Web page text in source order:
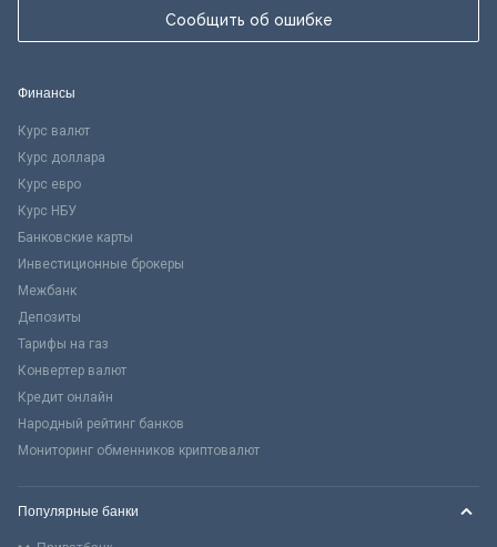
Сообщить об ошибке
Финансы
Курс валют
Курс доллара
Курс евро
Курс НБУ
Банковские карты
Инвестиционные брокеры
Межбанк
Депозиты
Тарифы на газ
Конвертер валют
Кредит онлайн
Народный рейтинг банков
Мониторинг обменников криптовалют
Популярные банки